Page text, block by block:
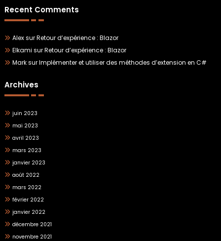
Recent Comments
AlexsurRetour d’expérience : Blazor
Elkami surRetour d’expérience : Blazor
MarksurImplémenter et utiliser des méthodes d’extension en C#
Archives
juin 2023
mai 2023
avril 2023
mars 2023
janvier 2023
août 2022
mars 2022
février 2022
janvier 2022
décembre 2021
novembre 2021